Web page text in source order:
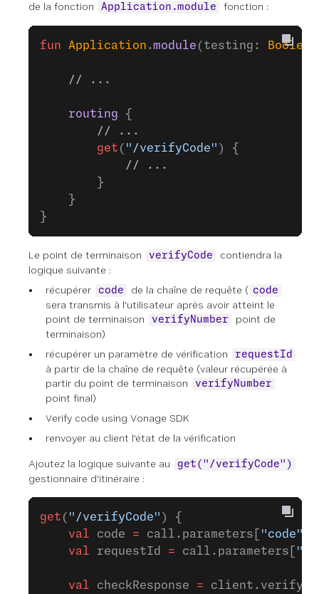
de la fonction Application.module fonction :
fun Application .module (testing: Boolean
    // ...
    routing
{
        // ...
        get
( "/verifyCode" ) {
            // ...
        }
    }
}
Le point de terminaison verifyCode
contiendra la
logique suivante :
récupérer
code de la chaîne de requête ( code
sera transmis à l'utilisateur après avoir atteint le
point de terminaison
verifyNumber
point de
terminaison)
récupérer un paramètre de vérification
requestId
à partir de la chaîne de requête (valeur récupérée à
partir du point de terminaison
verifyNumber
point final)
Verify code using Vonage SDK
renvoyer au client l'état de la vérification
Ajoutez la logique suivante au get("/verifyCode")
gestionnaire d'itinéraire :
get ( "/verifyCode" ) {
    val
code = call.parameters[ "code"
    val
requestId = call.parameters[
    val
checkResponse =